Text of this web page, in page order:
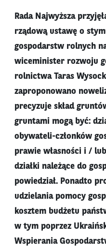
Rada Najwyższa
rządową ustawę o
gospodarstw rolnych
wiceminister rozwoju
rolnictwa Taras
zaproponowano
precyzuje skład
gruntami mogą być:
obywateli-członków
prawie własności i /
działki należące do
powiedział. Ponadto
udzielania pomocy
kosztem budżetu
w tym poprzez
Wspierania